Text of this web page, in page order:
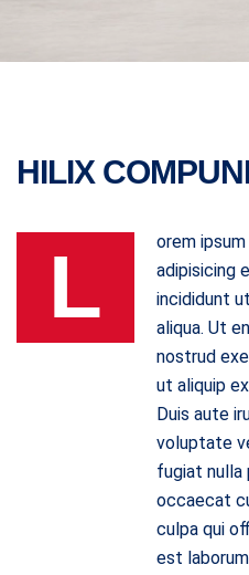
HILIX
L
orem
adipisicing
incididunt
aliqua. Ut
nostrud
ut aliquip
Duis aute
voluptate
fugiat nulla
occaecat
culpa qui
est